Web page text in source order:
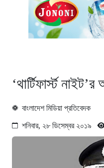
‘থার্টিফার্স্ট
বাংলাদেশ মিডিয়া প্রতিবেদক
শনিবার, ২৮ ডিসেম্বর ২০১৯